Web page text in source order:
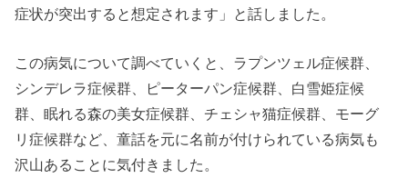
症状が突出すると想定されます」と話しました。
この病気について調べていくと、ラプンツェル症候群、
シンデレラ症候群、ピーターパン症候群、白雪姫症候
群、眠れる森の美女症候群、チェシャ猫症候群、モーグ
リ症候群など、童話を元に名前が付けられている病気も
沢山あることに気付きました。